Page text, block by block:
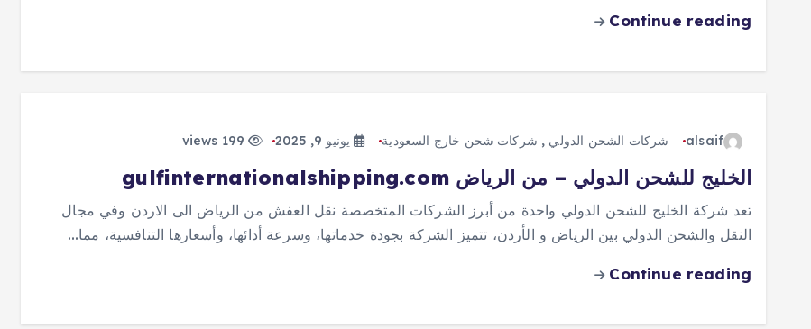
Continue reading
alsaif شركات الشحن الدولي , شركات شحن خارج السعودية يونيو 9, 2025 199 views
الخليج للشحن الدولي – من الرياض gulfinternationalshipping.com
تعد شركة الخليج للشحن الدولي واحدة من أبرز الشركات المتخصصة نقل العفش من الرياض الى الاردن وفي مجال
النقل والشحن الدولي بين الرياض و الأردن، تتميز الشركة بجودة خدماتها، وسرعة أدائها، وأسعارها التنافسية، مما…
Continue reading